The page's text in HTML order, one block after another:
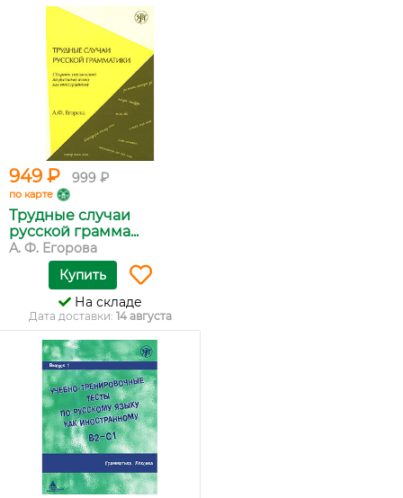
949 ₽ 999 ₽
по карте
Трудные случаи
русской грамма...
А. Ф. Егорова
Купить
На складе
Дата доставки: 14 августа